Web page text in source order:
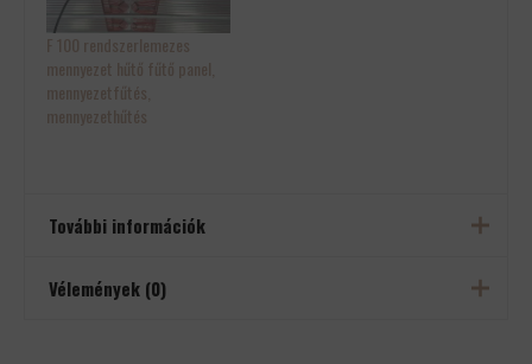
F 100 rendszerlemezes
mennyezet hűtő fűtő panel,
mennyezetfűtés,
mennyezethűtés
További információk
Tömeg
Vélemények (0)